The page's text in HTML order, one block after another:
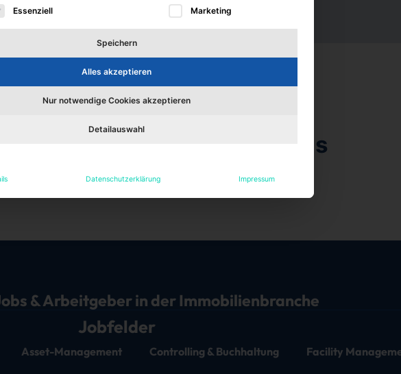
Stellen des Unternehmens
Unternehmen keine Stellenangebote bei uns veröffentlicht.
& Arbeitgeber in der Immobilienbranche
Jobfelder
Asset-Management Controlling & Buchhaltung Facility
Liste der Service-Gruppen, für die eine Einwilligung erteilt werden kann.
Essenziell Marketing
Speichern
Alles akzeptieren
Nur notwendige Cookies akzeptieren
Detailauswahl
Datenschutzerklärung Impressum